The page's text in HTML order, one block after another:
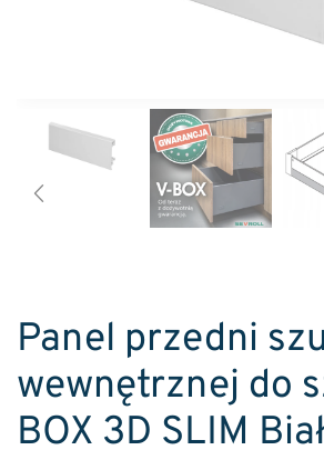
Panel przedni
wewnętrznej do
BOX 3D SLIM